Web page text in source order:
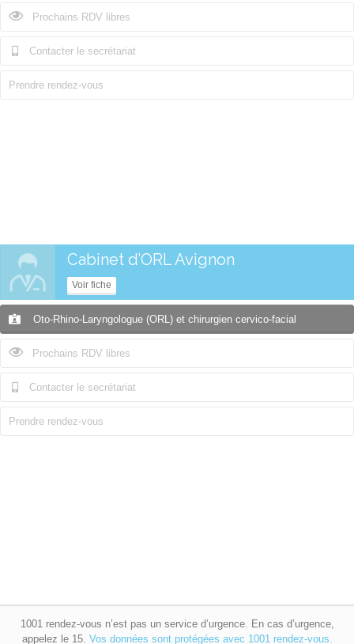
Prochains RDV libres
Contacter le secrétariat
Prendre rendez-vous
Cabinet d’ORL Avignon
Voir fiche
Oto-Rhino-Laryngologue (ORL) et chirurgien cervico-facial
Prochains RDV libres
Contacter le secrétariat
Prendre rendez-vous
1001 rendez-vous n’est pas un service d’urgence. En cas d’urgence,
appelez le 15. Vos données sont protégées avec 1001 rendez-vous.